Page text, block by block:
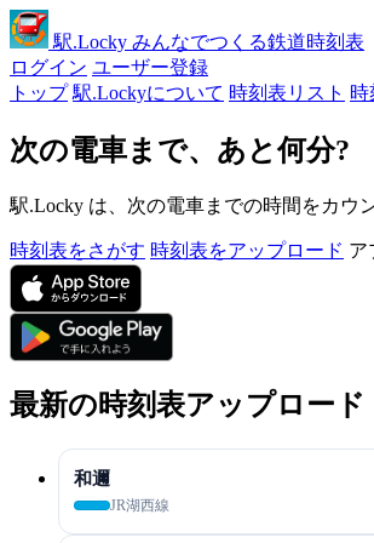
駅.Locky みんなでつくる鉄道時刻表
ログイン ユーザー登録
トップ 駅.Lockyについて 時刻表リスト 時
次の電車まで、あと何分?
駅.Locky は、次の電車までの時間をカウ
時刻表をさがす 時刻表をアップロード ア
最新の時刻表アップロード
和邇
JR湖西線